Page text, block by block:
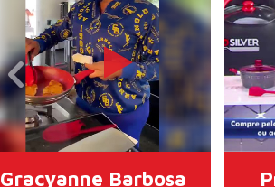
Gracyanne Barbosa